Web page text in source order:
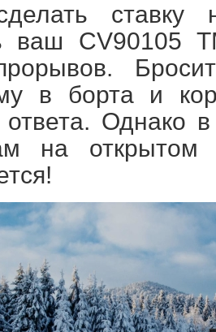
ставку
ваш CV90105
в борта и
Однако
на